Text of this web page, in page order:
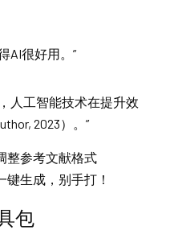
AI很好用。”
人工智能技术在提升效
2023）。”
整参考文献格式
键生成，别手打！
包